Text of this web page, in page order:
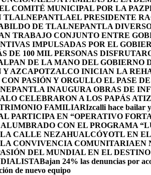
COMITÉ MUNICIPAL POR LA PAZ
TLALNEPANTLAEL PRESIDENTE
DE TLALNEPANTLA
TRABAJO CONJUNTO ENTRE
IMPULSADAS POR EL
DE 100 MIL PERSONAS
DE LA MANO DEL GOBIERNO
Y AZCAPOTZALCO INICIAN LA
PASIÓN Y ORGULLO EL PASE
INAUGURA OBRAS DE
CELEBRARON A LOS PAPÁS
FAMILIARIzcalli hace bailar
PARTICIPA EN “OPERATIVO
CON EL PROGRAMA
CALLE NEZAHUALCÓYOTL EN
CONVIVENCIA COMUNITARIAEN
DEL MUNDIAL EN EL
Bajan 24% las denuncias por
de nuevo equipo